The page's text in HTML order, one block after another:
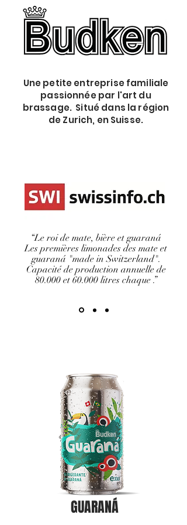
Une petite entreprise familiale
passionnée par l'art du
brassage. Situé dans la région
de Zurich, en Suisse.
“Le roi de mate, bière et guaraná
Les premières limonades des mate et
guaraná "made in Switzerland".
Capacité de production annuelle de
80.000 et 60.000 litres chaque .”
GUARANÁ